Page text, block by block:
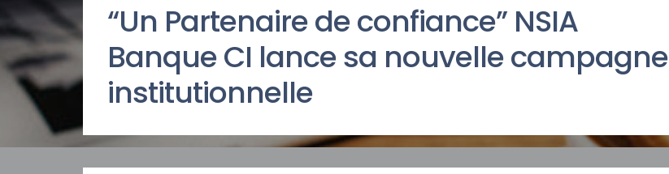
“Un Partenaire de confiance” NSIA
Banque CI lance sa nouvelle campagne
institutionnelle